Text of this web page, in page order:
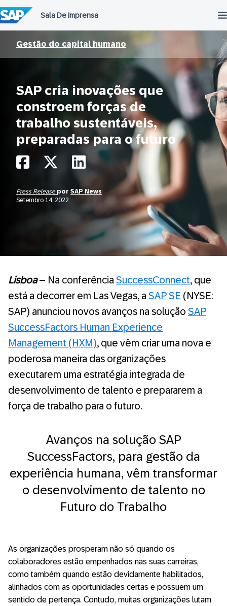
para
o
conteúdo
Gestão do capital humano
SAP cria inovações que
constroem forças de
trabalho sustentáveis,
preparadas para o futuro
Press Release por SAP News
Setembro 14, 2022
Lisboa– Na conferência SuccessConnect, que
está a decorrer em Las Vegas, a SAP SE (NYSE:
SAP) anunciou novos avanços na solução SAP
SuccessFactors Human Experience
Management (HXM), que vêm criar uma nova e
poderosa maneira das organizações
executarem uma estratégia integrada de
desenvolvimento de talento e prepararem a
força de trabalho para o futuro.
Avanços na solução SAP
SuccessFactors, para gestão da
experiência humana, vêm transformar
o desenvolvimento de talento no
Futuro do Trabalho
As organizações prosperam não só quando os
colaboradores estão empenhados nas suas carreiras,
como também quando estão devidamente habilitados,
alinhados com as oportunidades certas e possuem um
sentido de pertença. Contudo, muitas organizações lutam